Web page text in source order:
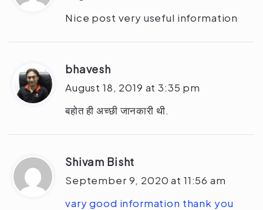
:
Nice post very useful information
bhavesh
a
y
:
August 18, 2019 at 3:35 pm
बहोत ही अच्छी जानकारी थी.
Shivam Bisht
September 9, 2020 at 11:56 am
varygood information thank you